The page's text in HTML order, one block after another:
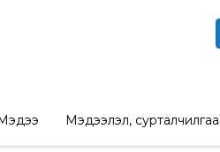
Мэдээлэл, сурталчилгаа
тайлан, төлөвлөгөө